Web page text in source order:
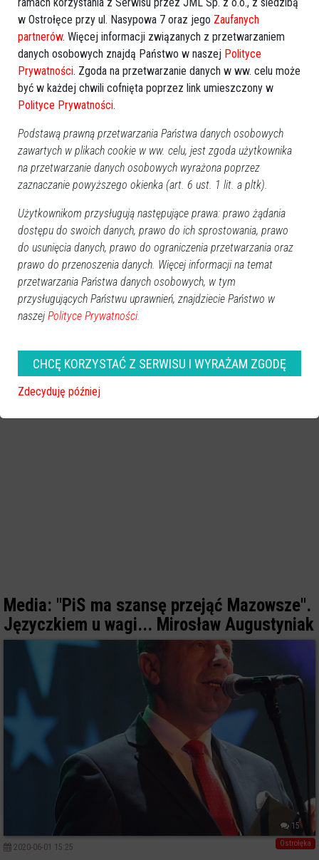
chaos i zagrożenie bezpieczeństwa [WIDEO,
ZDJĘCIA]
Ostrołęka
2020-09-16 11:52
Media: "PiS ma szansę przejąć Mazowsze".
Języczkiem u wagi... Mirosław Augustyniak
15
Ostrołęka
2020-06-01 15:25
w Ostrołęce przy ul. Nasypowa 7 oraz jego Zaufanych
partnerów. Więcej informacji związanych z przetwarzaniem
danych osobowych znajdą Państwo w naszej Polityce
Prywatności. Zgoda na przetwarzanie danych w ww. celu może
być w każdej chwili cofnięta poprzez link umieszczony w
Polityce Prywatności.
Podstawą prawną przetwarzania Państwa danych osobowych
zawartych w plikach cookie w ww. celu, jest zgoda użytkownika
na przetwarzanie danych osobowych wyrażona poprzez
zaznaczanie powyższego okienka (art. 6 ust. 1 lit. a pltk).
Użytkownikom przysługują następujące prawa: prawo żądania
dostępu do swoich danych, prawo do ich sprostowania, prawo
do usunięcia danych, prawo do ograniczenia przetwarzania oraz
prawo do przenoszenia danych. Więcej informacji na temat
przetwarzania Państwa danych osobowych, w tym
przysługujących Państwu uprawnień, znajdziecie Państwo w
naszej Polityce Prywatności.
CHCĘ KORZYSTAĆ Z SERWISU I WYRAŻAM ZGODĘ
Zdecyduję później